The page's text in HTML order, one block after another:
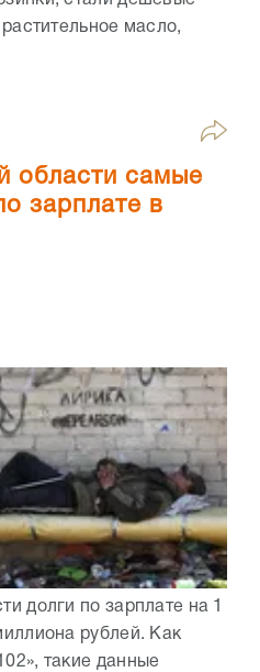
масло,
области самые
зарплате в
долги по зарплате на 1
рублей. Как
такие данные